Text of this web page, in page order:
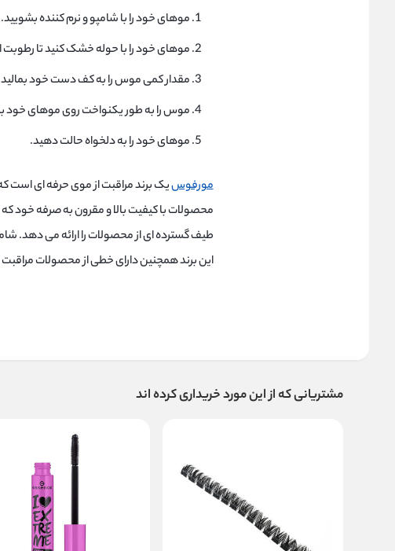
موهای خود را با شامپو و نرم کننده بشویید.
موهای خود را با حوله خشک کنید تا
مقدار کمی موس را به کف دست خود
موس را به طور یکنواخت روی موهای خود
موهای خود را به دلخواه حالت دهید.
مورفوس
محصولات با کیفیت بالا و مقرون به صرفه
طیف گسترده ای از محصولات را ارائه می دهد.
این برند همچنین دارای خطی از محصولات
مشتریانی که از این مورد خریداری کرده اند